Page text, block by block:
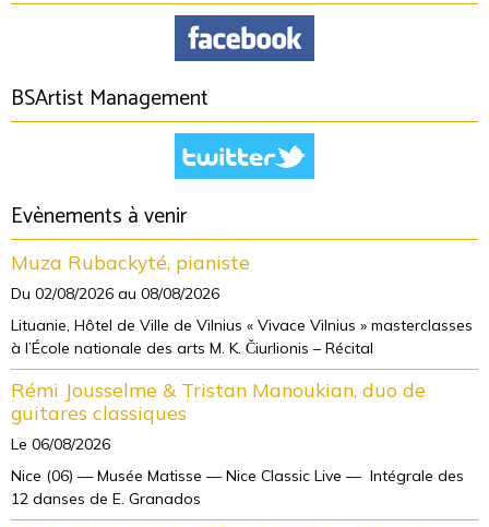
BSArtist Management
Evènements à venir
Muza Rubackyté, pianiste
Du 02/08/2026 au 08/08/2026
Lituanie, Hôtel de Ville de Vilnius « Vivace Vilnius » masterclasses
à l’École nationale des arts M. K. Čiurlionis – Récital
Rémi Jousselme & Tristan Manoukian, duo de
guitares classiques
Le 06/08/2026
Nice (06) — Musée Matisse — Nice Classic Live — Intégrale des
12 danses de E. Granados